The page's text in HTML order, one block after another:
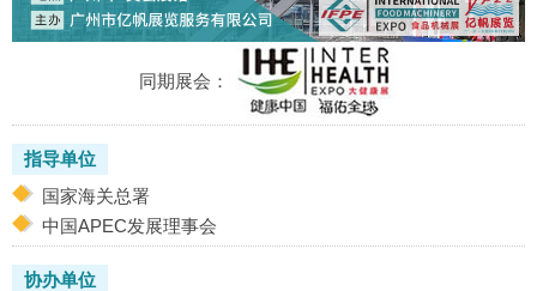
同期展会：
指导单位
国家海关总署
中国APEC发展理事会
协办单位